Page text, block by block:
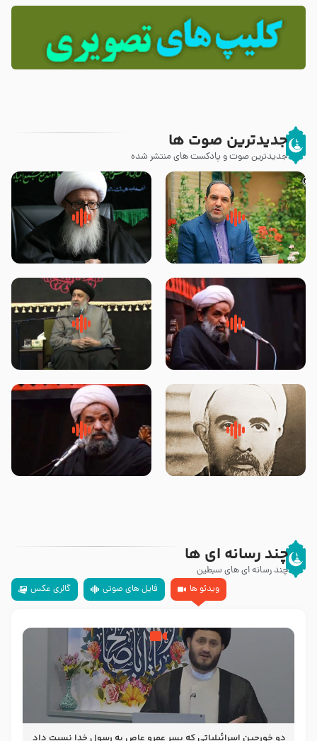
جدیدترین صوت ها
جدیدترین صوت و پادکست های منتشر شده
پیامبر صلی الله علیه وآله و سلم
فرمودند وای بر بچه های آخر
زوّار اربعین امام حسین (علیه
السلام) با این اشتیاق به زیارت
روضه جانسوز پاره های جگر امام
حسن مجتبی علیه السلام-حجت
لقب حضرت رقیه سلام الله علیها به
چه معناست – حجت الاسلام علوی
روضه‌ی مجلس یزید ملعون و
اسارت اهل‌بیت علیهم‌السلام –
سلام جوانی که امام حسین علیه
السلام خودش جوابش را دادند
چند رسانه ای ها
چند رسانه ای های سبطین
ویدئو ها
فایل های صوتی گالری عکس
دو خورجین اسرائیلیاتی که پسر عمرو عاص به رسول خدا نسبت داد